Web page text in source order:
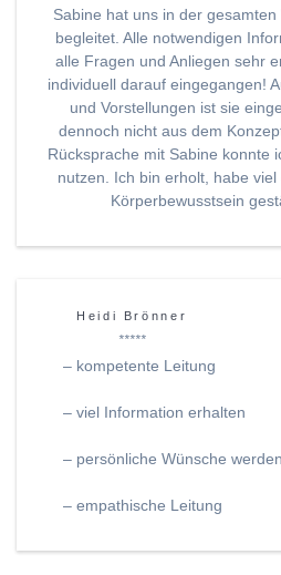
Sabine hat uns in der
begleitet. Alle notwendigen
alle Fragen und Anliegen sehr
individuell darauf eingegangen!
und Vorstellungen ist sie
dennoch nicht aus dem
Rücksprache mit Sabine konnte
nutzen. Ich bin erholt, habe
Körperbewusstsein
Heidi Brönner
*****
– kompetente Leitung
– viel Information erhalten
– persönliche Wünsche
– empathische Leitung